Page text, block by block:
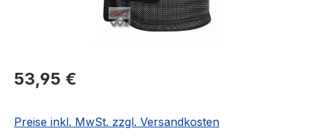
Regulärer Preis:
53,95 €
Preise inkl. MwSt. zzgl. Versandkosten